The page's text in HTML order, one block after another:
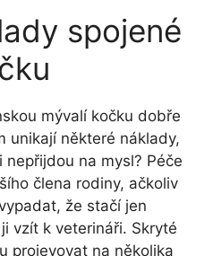
spojené
mývalí kočku dobře
unikají některé náklady,
na mysl? Péče
člena rodiny, ačkoliv
že stačí jen
vzít k veterináři. Skryté
projevovat na několika